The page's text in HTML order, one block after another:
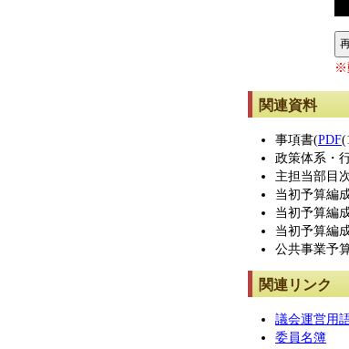
※
関連資料
事項書(PDF
政策体系・
主担当部目
当初予算編
当初予算編
当初予算編
公共事業予
関連リンク
議会運営用
委員名簿